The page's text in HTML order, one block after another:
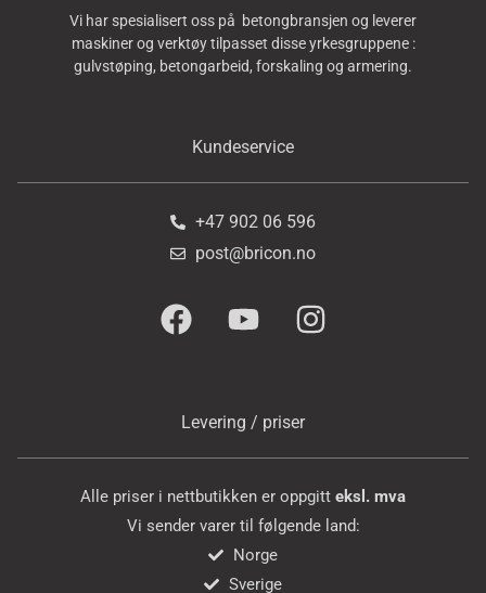
Vi har spesialisert oss på betongbransjen og leverer
maskiner og verktøy tilpasset disse yrkesgruppene :
gulvstøping, betongarbeid, forskaling og armering.
Kundeservice
+47 902 06 596
post@bricon.no
Levering / priser
Alle priser i nettbutikken er oppgitt eksl. mva
Vi sender varer til følgende land:
Norge
Sverige